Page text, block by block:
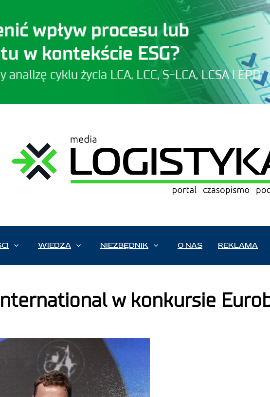
WIEDZA NIEZBĘDNIK O NAS REKLAMA
w konkursie